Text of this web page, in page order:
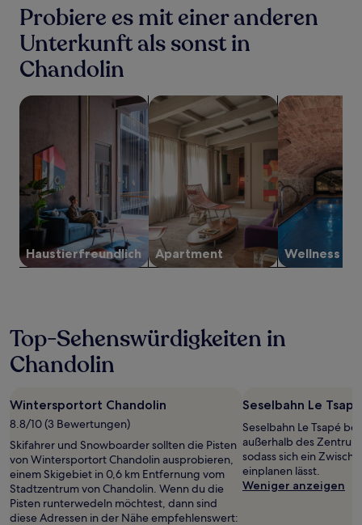
24 Stunden
für
einen
Aufenthalt
mit
1 Übernachtung
von
wurde.
Preise
und
Verfügbarkeiten
können
sich
ändern.
Es
können
Probiere es mit einer anderen
Unterkunft als sonst in
Chandolin
Haustier­freundlich
Suche nach haustierfreundlichen Unterkünften
Apartment
Suche nach Apartments
Wellness
Suche nach
Top-Sehenswürdigkeiten in
Chandolin
Wintersportort Chandolin
8.8/10 (3 Bewertungen)
Skifahrer und Snowboarder sollten die Pisten
von Wintersportort Chandolin ausprobieren,
einem Skigebiet in 0,6 km Entfernung vom
Stadtzentrum von Chandolin. Wenn du die
Pisten runterwedeln möchtest, dann sind
diese Adressen in der Nähe empfehlenswert:
Seselbahn Le Tsapé
Seselbahn Le Tsapé
außerhalb des
sodass sich ein
einplanen lässt.
Weniger anzeigen